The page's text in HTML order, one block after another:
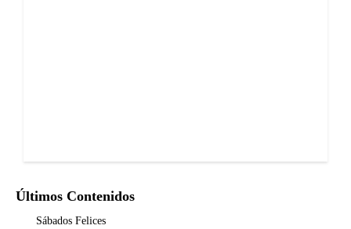
Últimos Contenidos
Sábados Felices